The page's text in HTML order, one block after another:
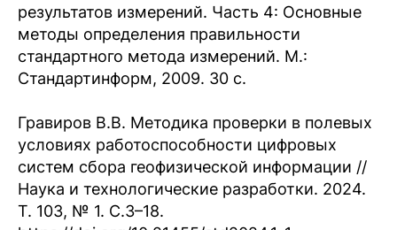
результатов измерений. Часть 4: Основные
методы определения правильности
стандартного метода измерений. М.:
Стандартинформ, 2009. 30 с.
Гравиров В.В. Методика проверки в полевых
условиях работоспособности цифровых
систем сбора геофизической информации //
Наука и технологические разработки. 2024.
Т. 103, № 1. С.3–18.